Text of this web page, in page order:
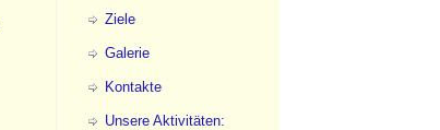
Ziele
Galerie
Kontakte
Unsere Aktivitäten: